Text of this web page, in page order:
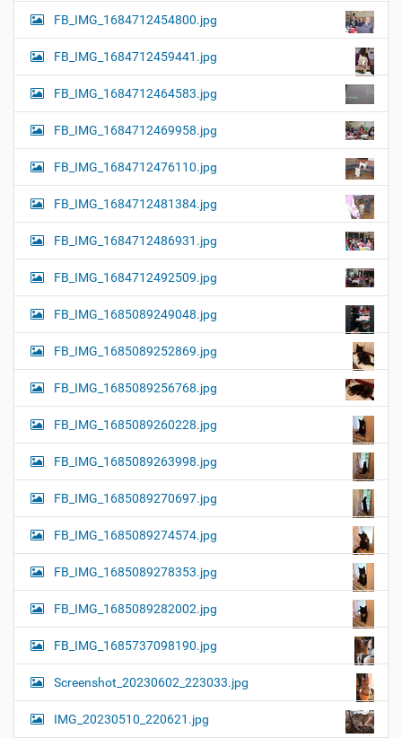
FB_IMG_1684712454800.jpg
FB_IMG_1684712459441.jpg
FB_IMG_1684712464583.jpg
FB_IMG_1684712469958.jpg
FB_IMG_1684712476110.jpg
FB_IMG_1684712481384.jpg
FB_IMG_1684712486931.jpg
FB_IMG_1684712492509.jpg
FB_IMG_1685089249048.jpg
FB_IMG_1685089252869.jpg
FB_IMG_1685089256768.jpg
FB_IMG_1685089260228.jpg
FB_IMG_1685089263998.jpg
FB_IMG_1685089270697.jpg
FB_IMG_1685089274574.jpg
FB_IMG_1685089278353.jpg
FB_IMG_1685089282002.jpg
FB_IMG_1685737098190.jpg
Screenshot_20230602_223033.jpg
IMG_20230510_220621.jpg